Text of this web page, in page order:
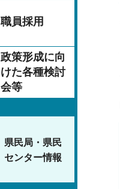
職員採用
政策形成に向
けた各種検討
会等
県民局・県民
センター情報